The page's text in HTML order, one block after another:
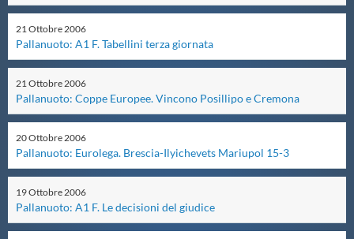
Master
Formazione
GUG
Scuole Nuoto
Propaganda
21Ottobre2006
Pallanuoto: A1 F. Tabellini terza giornata
21Ottobre2006
Pallanuoto: Coppe Europee. Vincono Posillipo e Cremona
20Ottobre2006
Pallanuoto: Eurolega. Brescia-Ilyichevets Mariupol 15-3
19Ottobre2006
Pallanuoto: A1 F. Le decisioni del giudice